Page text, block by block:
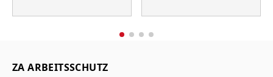
ZA ARBEITSSCHUTZ